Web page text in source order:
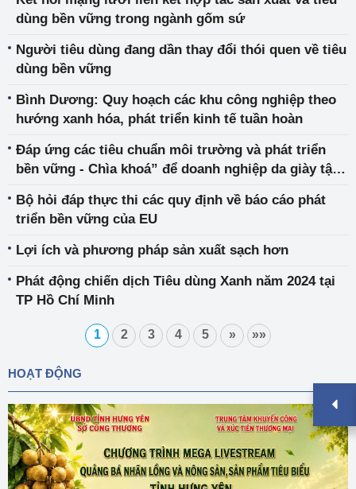
dùng bền vững trong ngành gốm sứ
Người tiêu dùng đang dần thay đổi thói quen về tiêu
dùng bền vững
Bình Dương: Quy hoạch các khu công nghiệp theo
hướng xanh hóa, phát triển kinh tế tuần hoàn
Đáp ứng các tiêu chuẩn môi trường và phát triển
bền vững - Chìa khoá” để doanh nghiệp da giày tận
Bộ hỏi đáp thực thi các quy định về báo cáo phát
triển bền vững của EU
Lợi ích và phương pháp sản xuất sạch hơn
Phát động chiến dịch Tiêu dùng Xanh năm 2024 tại
TP Hồ Chí Minh
1 2 3 4 5 » »»
HOẠT ĐỘNG